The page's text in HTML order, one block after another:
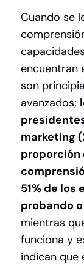
Cuando se
encuentran
son
avanzados;
marketing
proporción
51% de los
probando
mientras
funciona y
indican que